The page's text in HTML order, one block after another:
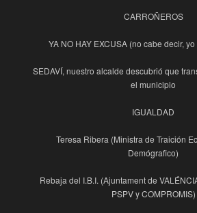
CARROÑEROS
YA NO HAY EXCUSA (no cabe decir,
SEDAVÍ, nuestro alcalde descubrió que
el municipio
IGUALDAD
Teresa Ribera (Ministra de Traición
Demógrafico)
Rebaja del I.B.I. (Ajuntament de
PSPV y COMPROMIS)